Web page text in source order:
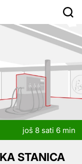
još 8 sati 6 min
STANICA